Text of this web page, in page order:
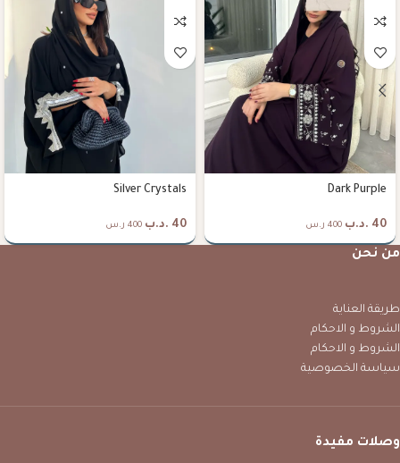
Dark Purple
40 .د.ب 400 ر.س
Silver Crystals
40 .د.ب 400 ر.س
من نحن
طريقة العناية
الشروط و الاحكام
الشروط و الاحكام
سياسة الخصوصية
وصلات مفيدة